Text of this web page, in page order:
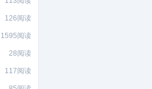
126阅读
1595阅读
28阅读
117阅读